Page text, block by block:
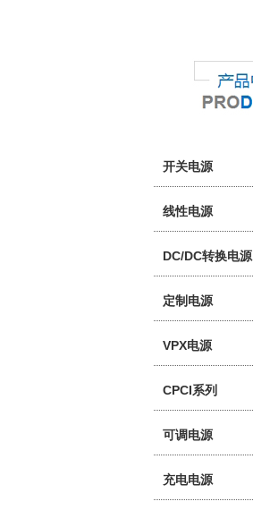
开关电源
线性电源
DC/DC转换电源
定制电源
VPX电源
CPCI系列
可调电源
充电电源